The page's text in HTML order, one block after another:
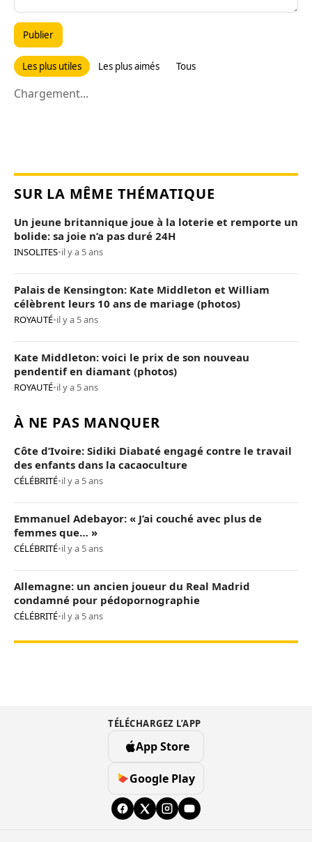
Publier
Les plus utiles Les plus aimés Tous
Chargement...
SUR LA MÊME THÉMATIQUE
Un jeune britannique joue à la loterie et remporte un
bolide: sa joie n’a pas duré 24H
INSOLITES•il y a 5 ans
Palais de Kensington: Kate Middleton et William
célèbrent leurs 10 ans de mariage (photos)
ROYAUTÉ•il y a 5 ans
Kate Middleton: voici le prix de son nouveau
pendentif en diamant (photos)
ROYAUTÉ•il y a 5 ans
À NE PAS MANQUER
Côte d’Ivoire: Sidiki Diabaté engagé contre le travail
des enfants dans la cacaoculture
CÉLÉBRITÉ•il y a 5 ans
Emmanuel Adebayor: « J’ai couché avec plus de
femmes que… »
CÉLÉBRITÉ•il y a 5 ans
Allemagne: un ancien joueur du Real Madrid
condamné pour pédopornographie
CÉLÉBRITÉ•il y a 5 ans
TÉLÉCHARGEZ L’APP
App Store
Google Play